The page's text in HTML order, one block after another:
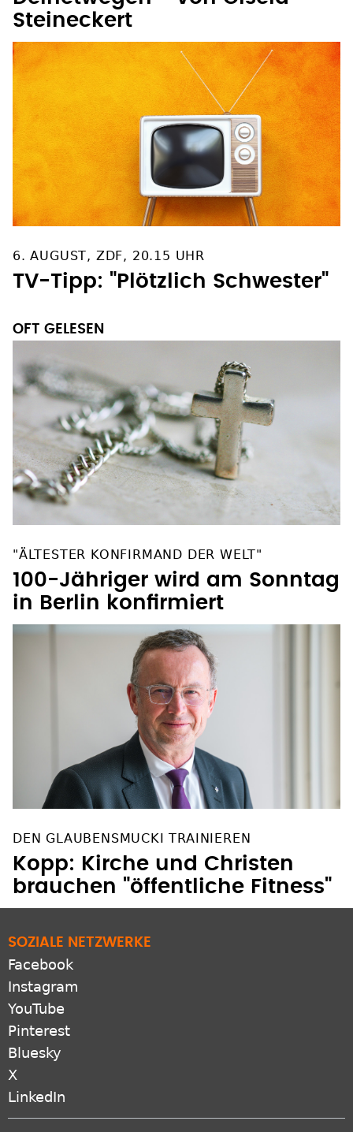
Steineckert
6. AUGUST, ZDF, 20.15 UHR
TV-Tipp: "Plötzlich Schwester"
OFT GELESEN
"ÄLTESTER KONFIRMAND DER WELT"
100-Jähriger wird am Sonntag
in Berlin konfirmiert
DEN GLAUBENSMUCKI TRAINIEREN
Kopp: Kirche und Christen
brauchen "öffentliche Fitness"
SOZIALE NETZWERKE
Facebook
Instagram
YouTube
Pinterest
Bluesky
X
LinkedIn